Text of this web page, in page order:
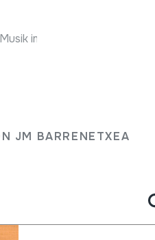
JM BARRENETXEA
im Andnhochland.14.